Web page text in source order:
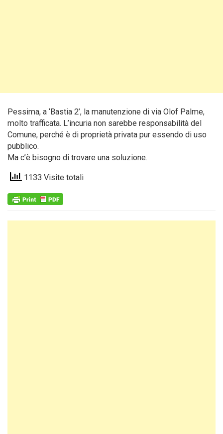
Pessima, a ‘Bastia 2’, la manutenzione di via Olof Palme,
molto trafficata. L’incuria non sarebbe responsabilità del
Comune, perché è di proprietà privata pur essendo di uso
pubblico.
Ma c’è bisogno di trovare una soluzione.
1133 Visite totali